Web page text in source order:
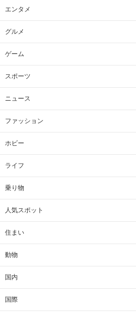
エンタメ
グルメ
ゲーム
スポーツ
ニュース
ファッション
ホビー
ライフ
乗り物
人気スポット
住まい
動物
国内
国際